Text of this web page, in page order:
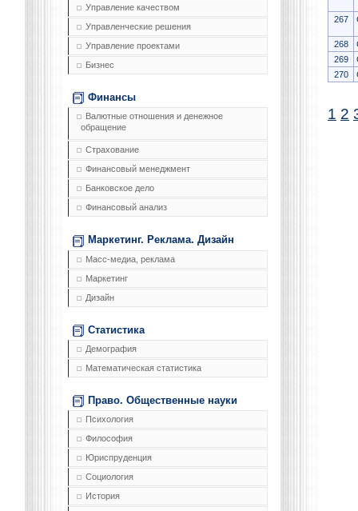
Управление качеством
Управленческие решения
Управление проектами
Бизнес
Финансы
Валютные отношения и денежное
обращение
Страхование
Финансовый менеджмент
Банковское дело
Финансовый анализ
Маркетинг. Реклама. Дизайн
Масс-медиа, реклама
Маркетинг
Дизайн
Статистика
Демография
Математическая статистика
Право. Общественные науки
Психология
Философия
Юриспруденция
Социология
История
267
268
269
270
1 2